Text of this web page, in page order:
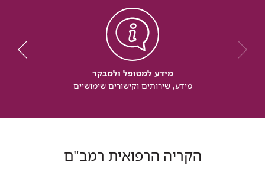
מידע למטופל ולמבקר
מידע, שירותים וקישורים שימושיים
הקריה הרפואית רמב"ם